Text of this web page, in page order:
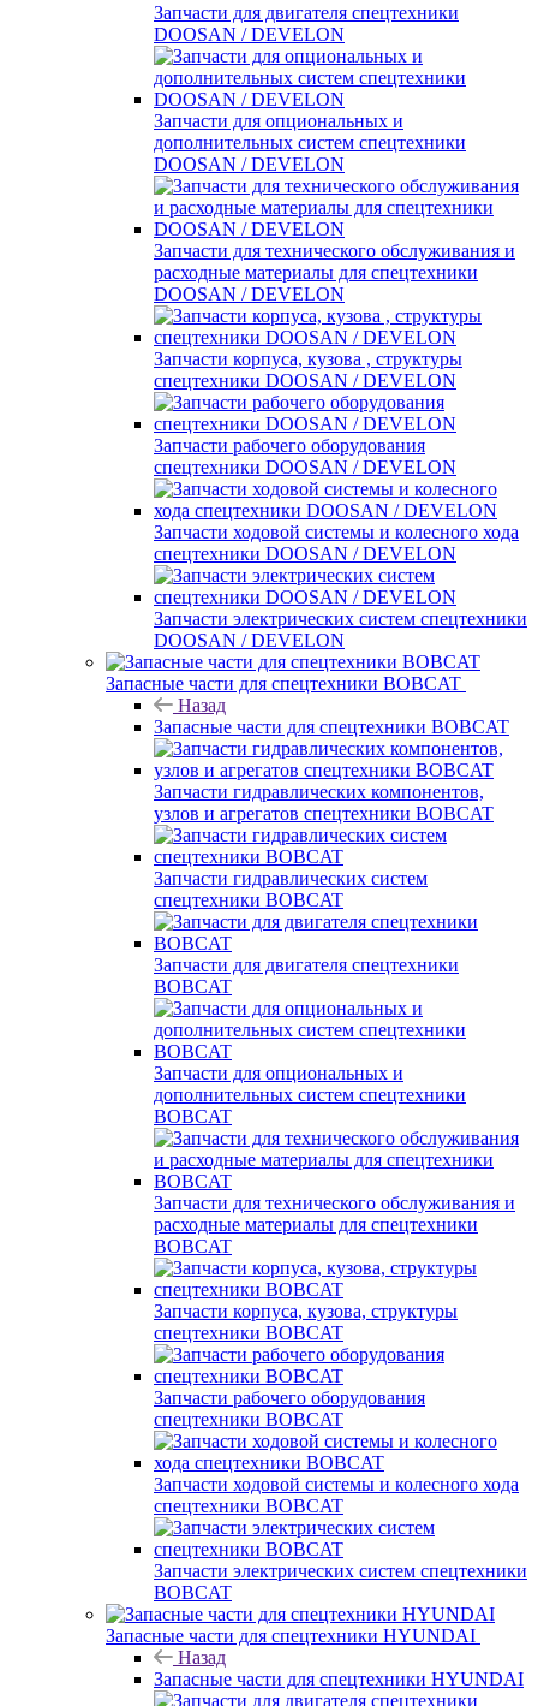
Запчасти для двигателя спецтехники
DOOSAN / DEVELON
Запчасти для опциональных и
дополнительных систем спецтехники
DOOSAN / DEVELON
Запчасти для технического обслуживания и
расходные материалы для спецтехники
DOOSAN / DEVELON
Запчасти корпуса, кузова , структуры
спецтехники DOOSAN / DEVELON
Запчасти рабочего оборудования
спецтехники DOOSAN / DEVELON
Запчасти ходовой системы и колесного хода
спецтехники DOOSAN / DEVELON
Запчасти электрических систем спецтехники
DOOSAN / DEVELON
Запасные части для спецтехники BOBCAT
Назад
Запасные части для спецтехники BOBCAT
Запчасти гидравлических компонентов,
узлов и агрегатов спецтехники BOBCAT
Запчасти гидравлических систем
спецтехники BOBCAT
Запчасти для двигателя спецтехники
BOBCAT
Запчасти для опциональных и
дополнительных систем спецтехники
BOBCAT
Запчасти для технического обслуживания и
расходные материалы для спецтехники
BOBCAT
Запчасти корпуса, кузова, структуры
спецтехники BOBCAT
Запчасти рабочего оборудования
спецтехники BOBCAT
Запчасти ходовой системы и колесного хода
спецтехники BOBCAT
Запчасти электрических систем спецтехники
BOBCAT
Запасные части для спецтехники HYUNDAI
Назад
Запасные части для спецтехники HYUNDAI